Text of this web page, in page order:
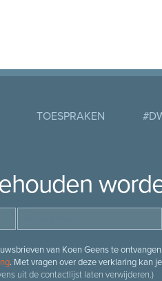
TOESPRAKEN
van Koen Geens te
. Met vragen over deze verklaring kan
uit de contactlijst laten verwijderen.)